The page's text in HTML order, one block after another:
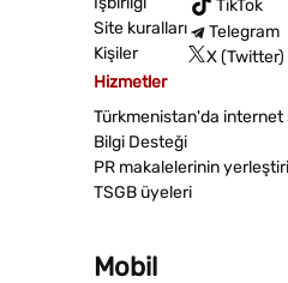
Site kuralları
Kişiler
TikTok
Telegram
X (Twitter)
Hizmetler
Türkmenistan'da internet
Bilgi Desteği
PR makalelerinin
TSGB üyeleri
Mobil